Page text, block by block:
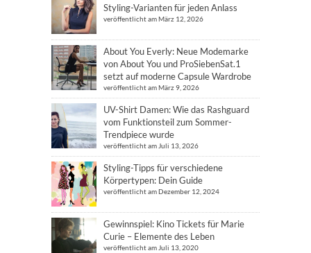
Styling-Varianten für jeden Anlass
veröffentlicht am März 12, 2026
About You Everly: Neue Modemarke
von About You und ProSiebenSat.1
setzt auf moderne Capsule Wardrobe
veröffentlicht am März 9, 2026
UV-Shirt Damen: Wie das Rashguard
vom Funktionsteil zum Sommer-
Trendpiece wurde
veröffentlicht am Juli 13, 2026
Styling-Tipps für verschiedene
Körpertypen: Dein Guide
veröffentlicht am Dezember 12, 2024
Gewinnspiel: Kino Tickets für Marie
Curie – Elemente des Leben
veröffentlicht am Juli 13, 2020